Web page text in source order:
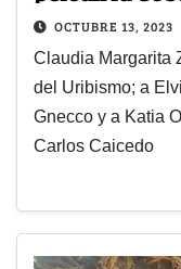
OCTUBRE 13, 2023
Claudia Margarita
del Uribismo; a
Gnecco y a Katia
Carlos Caicedo